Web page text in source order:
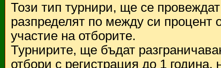
Този тип турнири, ще се
разпределят по между си процент
участие на отборите.
Турнирите, ще бъдат
отбори с регистрация до 1